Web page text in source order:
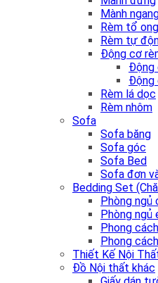
Mành
Rèm tổ ong
Rèm tự
Động cơ
Động
Động
Rèm lá dọc
Rèm nhôm
Sofa
Sofa băng
Sofa góc
Sofa Bed
Sofa đơn
Bedding Set
Phòng ngủ
Phòng ngủ
Phong
Phong
Thiết Kế Nội
Đồ Nội thất khác